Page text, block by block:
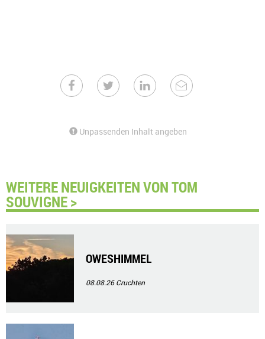
Unpassenden Inhalt angeben
WEITERE NEUIGKEITEN VON TOM
SOUVIGNE >
OWESHIMMEL
08.08.26Cruchten